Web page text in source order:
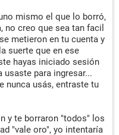
mismo el que lo borró,
no creo que sea tan facil
metieron en tu cuenta y
suerte que en ese
hayas iniciado sesión
para ingresar...
nunca usás, entraste tu
y te borraron "todos" los
"vale oro", yo intentaría